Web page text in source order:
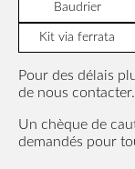
Baudrier
Kit via ferrata
Pour des délais
de nous contacter.
Un chèque de
demandés pour